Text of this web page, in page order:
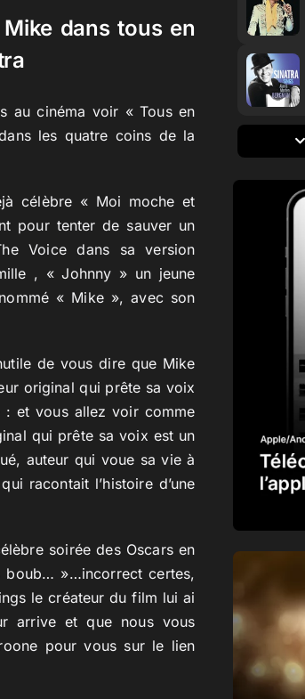
dans tous en
au cinéma voir « Tous en
les quatre coins de la
célèbre « Moi moche et
pour tenter de sauver un
Voice dans sa version
, « Johnny » un jeune
« Mike », avec son
de vous dire que Mike
original qui prête sa voix
: et vous allez voir comme
qui prête sa voix est un
auteur qui voue sa vie à
racontait l’histoire d’une
soirée des Oscars en
boub… »…incorrect certes,
le créateur du film lui ai
arrive et que nous vous
pour vous sur le lien